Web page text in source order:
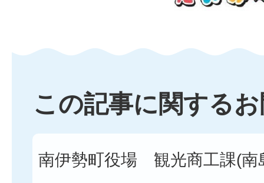
この記事に関する
南伊勢町役場 観光商工課(南